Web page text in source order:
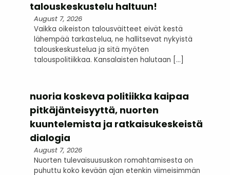
talouskeskustelu haltuun!
August 7, 2026
Vaikka oikeiston talousväitteet eivät kestä
lähempää tarkastelua, ne hallitsevat nykyistä
talouskeskustelua ja sitä myöten
talouspolitiikkaa. Kansalaisten halutaan […]
nuoria koskeva politiikka kaipaa
pitkäjänteisyyttä, nuorten
kuuntelemista ja ratkaisukeskeistä
dialogia
August 7, 2026
Nuorten tulevaisuususkon romahtamisesta on
puhuttu koko kevään ajan etenkin viimeisimmän